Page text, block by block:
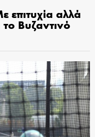
επιτυχία αλλά
Βυζαντινό